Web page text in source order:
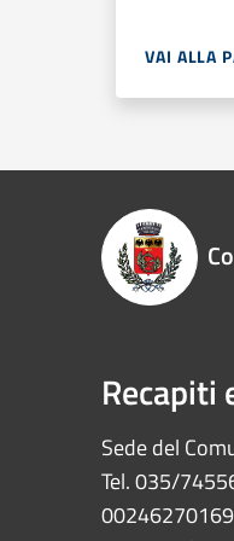
VAI ALLA
Recapiti
Sede del
Tel. 035/
00246270169